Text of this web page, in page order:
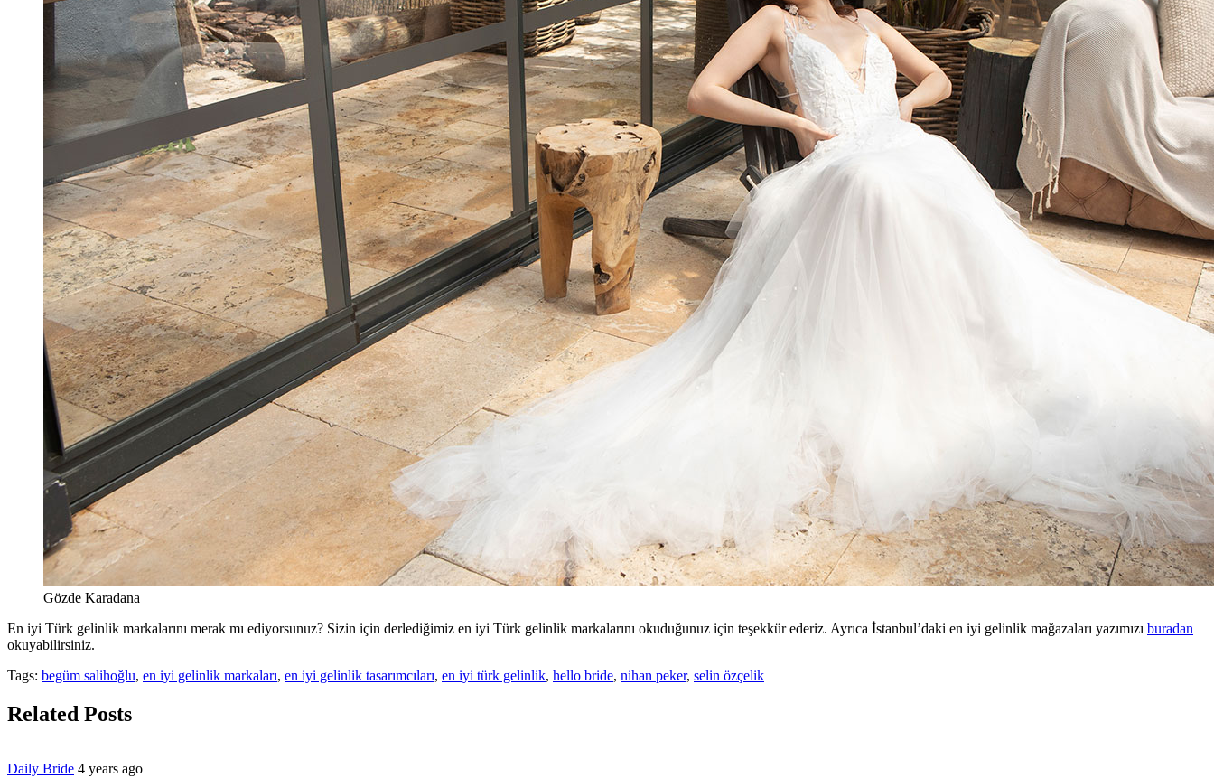
Gözde Karadana
En iyi Türk gelinlik markalarını merak mı ediyorsunuz? Sizin için derlediğimiz en iyi Türk gelinlik markalarını okuduğunuz için teşekkür ederiz. Ayrıca İstanbul’daki en iyi gelinlik mağazaları yazımızı buradan
okuyabilirsiniz.
Tags: begüm salihoğlu, en iyi gelinlik markaları, en iyi gelinlik tasarımcıları, en iyi türk gelinlik, hello bride, nihan peker, selin özçelik
Related Posts
Daily Bride 4 years ago